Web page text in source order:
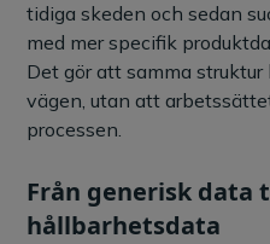
tidiga skeden och sedan
med mer specifik
Det gör att samma
vägen, utan att
processen.
Från generisk
hållbarhetsdata